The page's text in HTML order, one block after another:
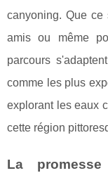
canyoning. Que ce
amis ou même
parcours
comme les plus
explorant les eaux
cette région
La